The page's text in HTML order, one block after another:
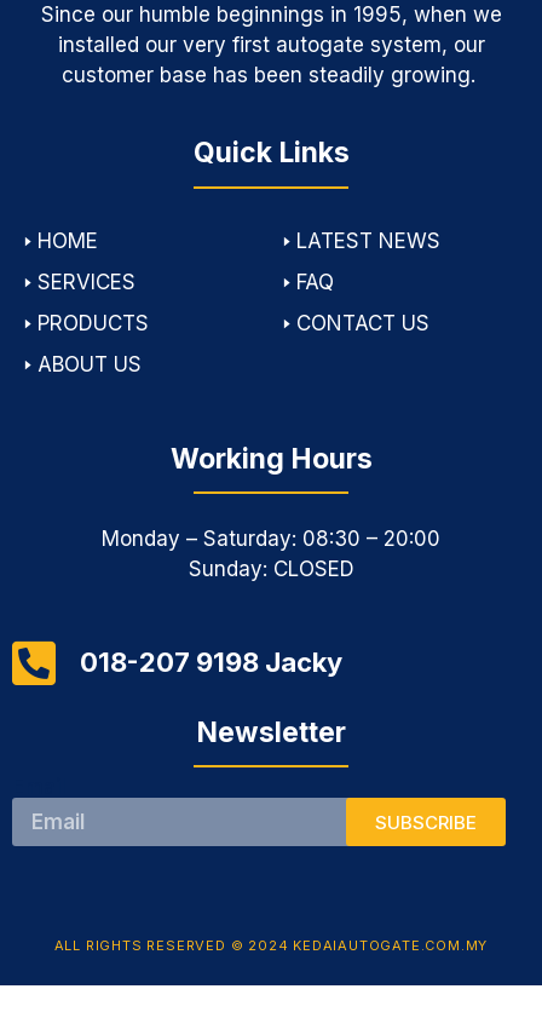
Since our humble beginnings in 1995, when we
installed our very first autogate system, our
customer base has been steadily growing.
Quick Links
🢒 HOME
🢒 SERVICES
🢒 PRODUCTS
🢒 ABOUT US
🢒 LATEST NEWS
🢒 FAQ
🢒 CONTACT US
Working Hours
Monday – Saturday: 08:30 – 20:00
Sunday: CLOSED
018-207 9198 Jacky
Newsletter
SUBSCRIBE
ALL RIGHTS RESERVED © 2024 KEDAIAUTOGATE.COM.MY